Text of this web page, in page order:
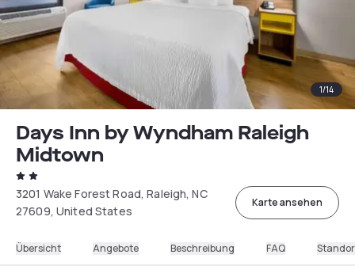
1/14
Days Inn by Wyndham Raleigh
Midtown
3201 Wake Forest Road, Raleigh, NC
27609, United States
Karte ansehen
Übersicht Angebote Beschreibung FAQ